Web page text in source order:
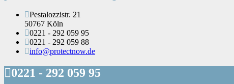
Pestalozzistr. 21
50767 Köln
0221 - 292 059 95
0221 - 292 059 88
info@protectnow.de
0221 - 292 059 95